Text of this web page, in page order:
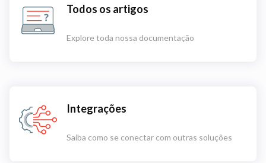
Todos os artigos
Explore toda nossa documentação
Integrações
Saiba como se conectar com outras soluções